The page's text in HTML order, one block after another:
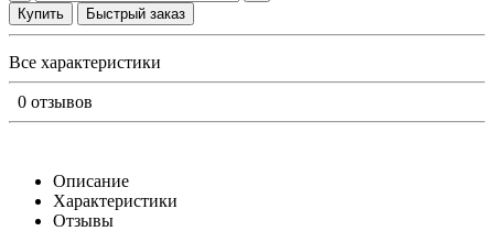
Купить
Быстрый заказ
Все характеристики
0 отзывов
Описание
Характеристики
Отзывы